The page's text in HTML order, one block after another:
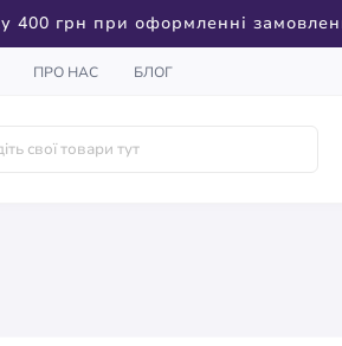
400 грн при оформленні
ПРО НАС БЛОГ